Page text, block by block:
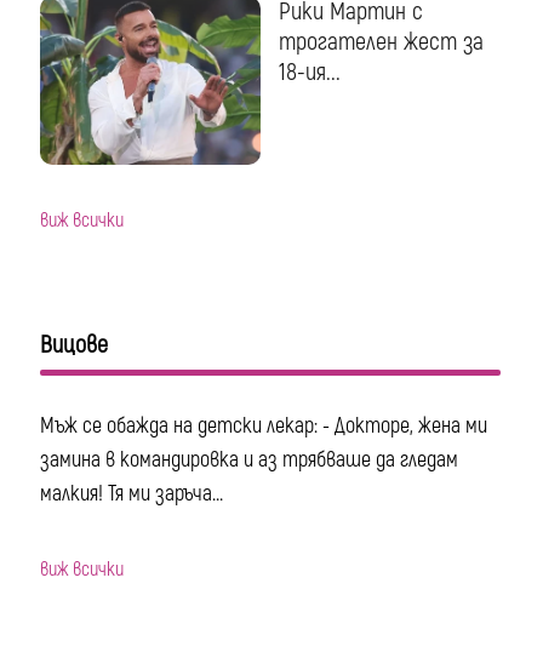
Рики Мартин с
трогателен жест за
18-ия...
виж всички
Вицове
Мъж се обажда на детски лекар: - Докторе, жена ми
замина в командировка и аз трябваше да гледам
малкия! Тя ми заръча...
виж всички